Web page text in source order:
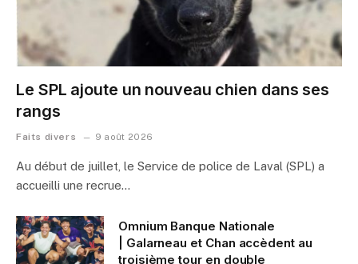
Le SPL ajoute un nouveau chien dans ses
rangs
Faits divers 9 août 2026
Au début de juillet, le Service de police de Laval (SPL) a
accueilli une recrue…
Omnium Banque Nationale
| Galarneau et Chan accèdent au
troisième tour en double